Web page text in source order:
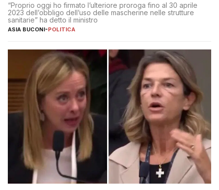
“Proprio oggi ho firmato l’ulteriore proroga fino al 30 aprile
2023 dell’obbligo dell’uso delle mascherine nelle strutture
sanitarie” ha detto il ministro
ASIA BUCONI-POLITICA